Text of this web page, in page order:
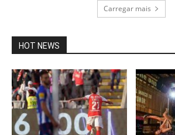
Carregar mais
HOT NEWS